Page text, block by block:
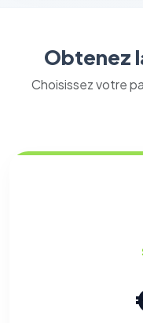
Obtenez
Choisissez votre